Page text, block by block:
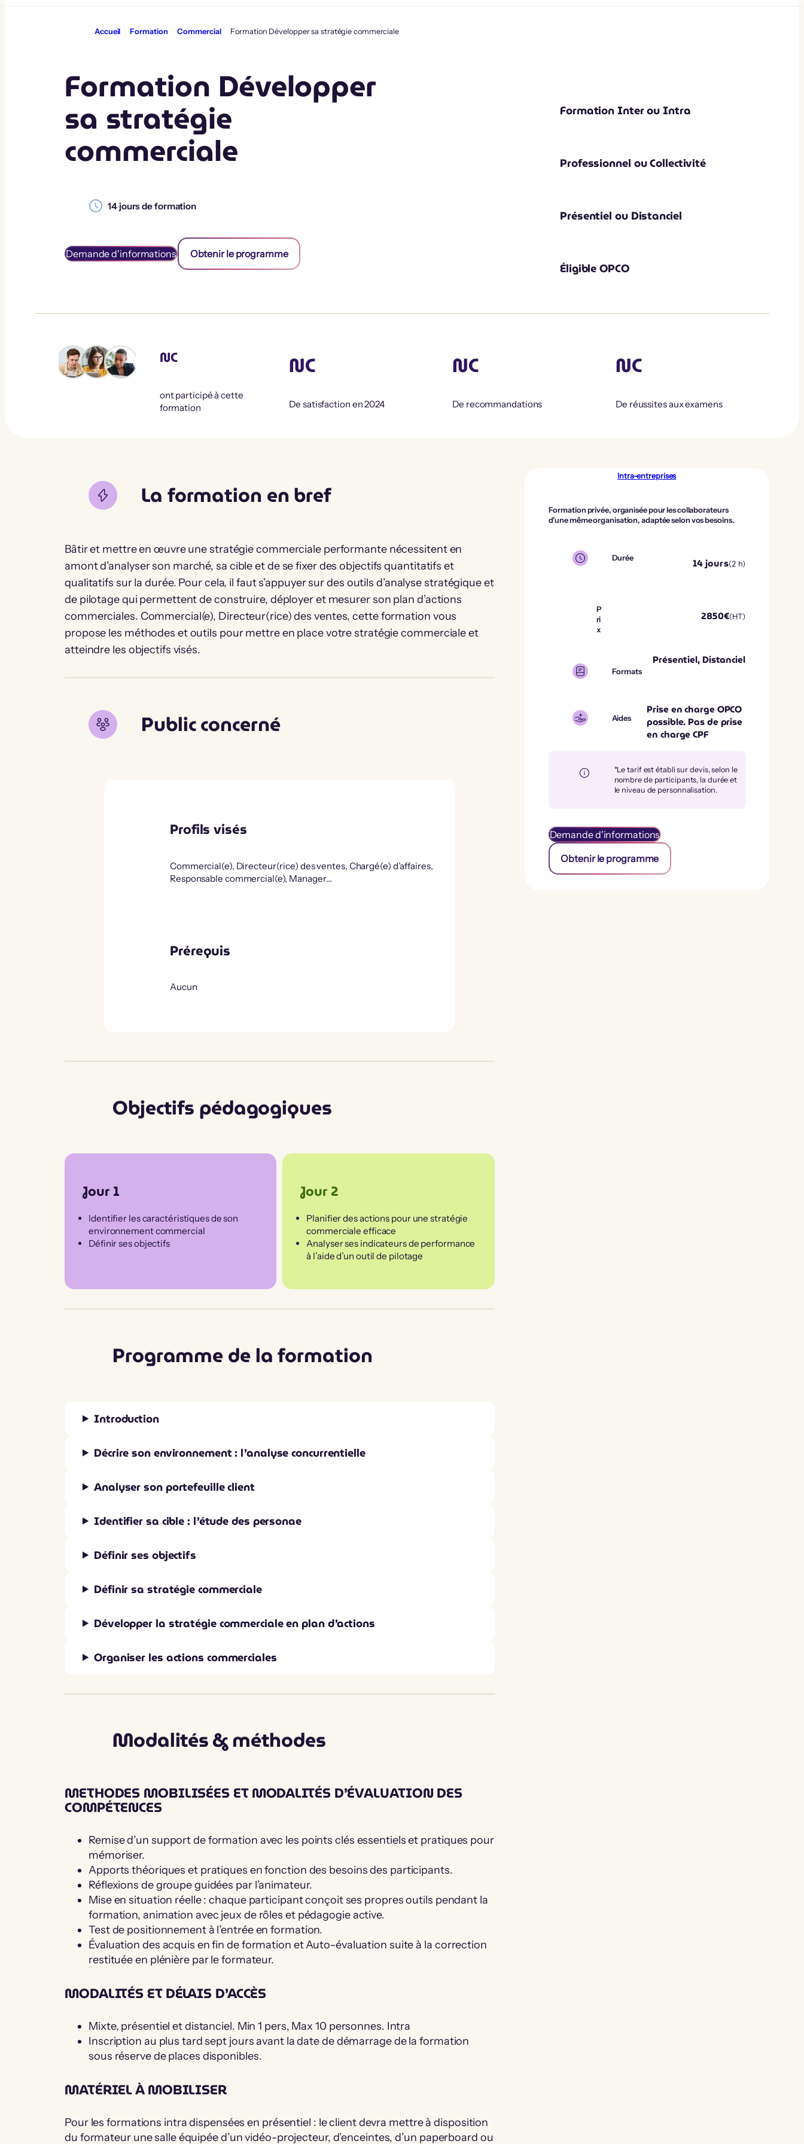
Accueil Formation Commercial Formation Développer sa stratégie commerciale
Formation Développer
sa stratégie
commerciale
14 jours de formation
Demande d'informations Obtenir le programme
Formation Inter ou Intra
Professionnel ou Collectivité
Présentiel ou Distanciel
Éligible OPCO
NC
ont participé à cette
formation
NC
De satisfaction en 2024
NC
De recommandations
NC
De réussites aux examens
La formation en bref
Bâtir et mettre en œuvre une stratégie commerciale performante nécessitent en
amont d’analyser son marché, sa cible et de se fixer des objectifs quantitatifs et
qualitatifs sur la durée. Pour cela, il faut s’appuyer sur des outils d’analyse stratégique et
de pilotage qui permettent de construire, déployer et mesurer son plan d’actions
commerciales. Commercial(e), Directeur(rice) des ventes, cette formation vous
propose les méthodes et outils pour mettre en place votre stratégie commerciale et
atteindre les objectifs visés.
Public concerné
Profils visés
Commercial(e), Directeur(rice) des ventes, Chargé(e) d’affaires,
Responsable commercial(e), Manager…
Prérequis
Aucun
Objectifs pédagogiques
Jour 1
Identifier les caractéristiques de son
environnement commercial
Définir ses objectifs
Jour 2
Planifier des actions pour une stratégie
commerciale efficace
Analyser ses indicateurs de performance
à l’aide d’un outil de pilotage
Programme de la formation
Introduction
Décrire son environnement : l’analyse concurrentielle
Analyser son portefeuille client
Identifier sa cible : l’étude des personae
Définir ses objectifs
Définir sa stratégie commerciale
Développer la stratégie commerciale en plan d’actions
Organiser les actions commerciales
Modalités & méthodes
METHODES MOBILISÉES ET MODALITÉS D’ÉVALUATION DES
COMPÉTENCES
Remise d’un support de formation avec les points clés essentiels et pratiques pour
mémoriser.
Apports théoriques et pratiques en fonction des besoins des participants.
Réflexions de groupe guidées par l’animateur.
Mise en situation réelle : chaque participant conçoit ses propres outils pendant la
formation, animation avec jeux de rôles et pédagogie active.
Test de positionnement à l’entrée en formation.
Évaluation des acquis en fin de formation et Auto-évaluation suite à la correction
restituée en plénière par le formateur.
MODALITÉS ET DÉLAIS D’ACCÈS
Mixte, présentiel et distanciel. Min 1 pers, Max 10 personnes. Intra
Inscription au plus tard sept jours avant la date de démarrage de la formation
sous réserve de places disponibles.
MATÉRIEL À MOBILISER
Pour les formations intra dispensées en présentiel : le client devra mettre à disposition
du formateur une salle équipée d’un vidéo-projecteur, d’enceintes, d’un paperboard ou
Intra-entreprises
Formation privée, organisée pour les collaborateurs
d’une même organisation, adaptée selon vos besoins.
Durée 14jours(2 h)
P
ri
x
2850€(HT)
Formats
Présentiel, Distanciel
Aides
Prise en charge OPCO
possible. Pas de prise
en charge CPF
*Le tarif est établi sur devis, selon le
nombre de participants, la durée et
le niveau de personnalisation.
Demande d'informations
Obtenir le programme